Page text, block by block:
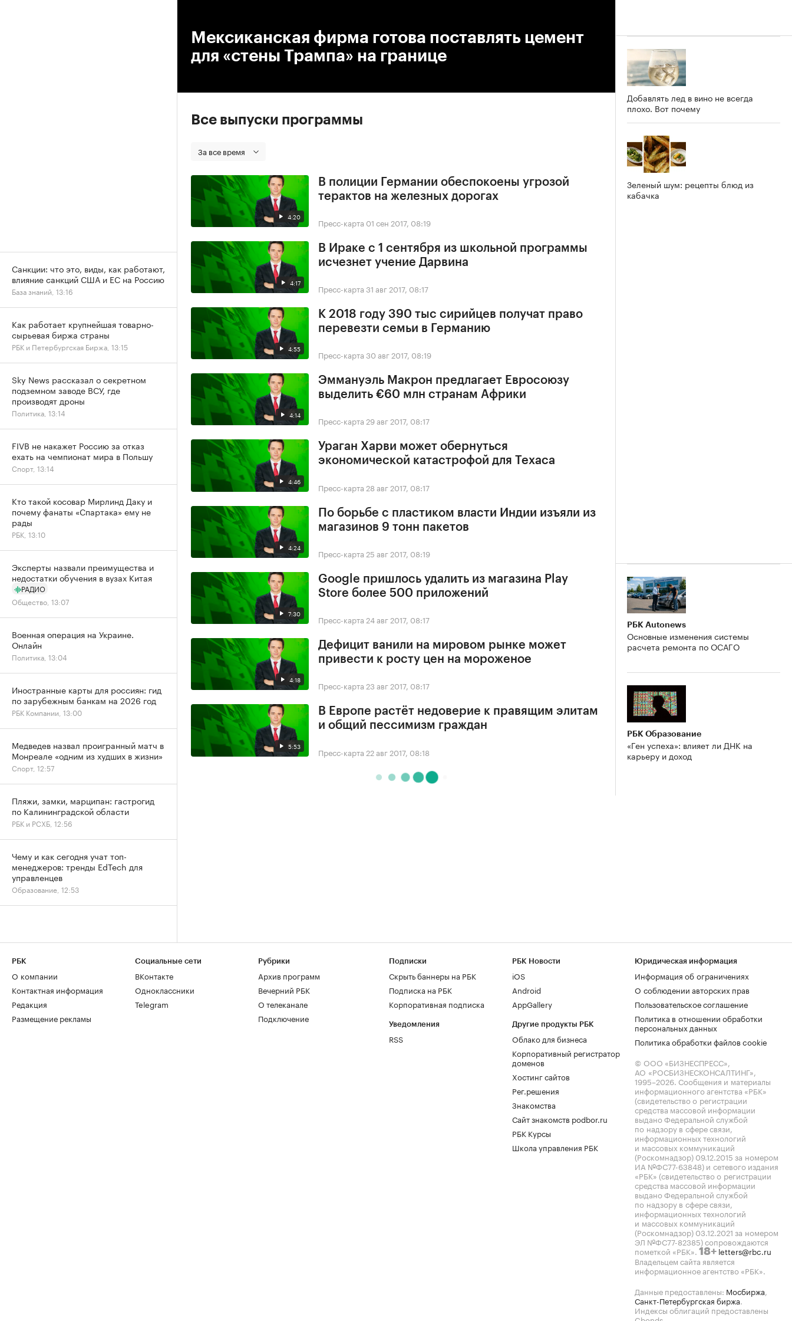
Мексиканская фирма готова поставлять цемент
для «стены Трампа» на границе
Все выпуски программы
За все время
4:20
В полиции Германии обеспокоены угрозой
терактов на железных дорогах
Пресс-карта 01 сен 2017, 08:19
4:17
В Ираке с 1 сентября из школьной программы
исчезнет учение Дарвина
Пресс-карта 31 авг 2017, 08:17
4:55
К 2018 году 390 тыс сирийцев получат право
перевезти семьи в Германию
Пресс-карта 30 авг 2017, 08:19
4:14
Эммануэль Макрон предлагает Евросоюзу
выделить €60 млн странам Африки
Пресс-карта 29 авг 2017, 08:17
4:46
Ураган Харви может обернуться
экономической катастрофой для Техаса
Пресс-карта 28 авг 2017, 08:17
4:24
По борьбе с пластиком власти Индии изъяли из
магазинов 9 тонн пакетов
Пресс-карта 25 авг 2017, 08:19
7:30
Google пришлось удалить из магазина Play
Store более 500 приложений
Пресс-карта 24 авг 2017, 08:17
4:18
Дефицит ванили на мировом рынке может
привести к росту цен на мороженое
Пресс-карта 23 авг 2017, 08:17
5:53
В Европе растёт недоверие к правящим элитам
и общий пессимизм граждан
Пресс-карта 22 авг 2017, 08:18
Добавлять лед в вино не всегда
плохо. Вот почему
Зеленый шум: рецепты блюд из
кабачка
РБК Autonews
Основные изменения системы
расчета ремонта по ОСАГО
РБК Образование
«Ген успеха»: влияет ли ДНК на
карьеру и доход
Санкции: что это, виды, как работают,
влияние санкций США и ЕС на Россию
База знаний, 13:16
Как работает крупнейшая товарно-
сырьевая биржа страны
РБК и Петербургская Биржа, 13:15
Sky News рассказал о секретном
подземном заводе ВСУ, где
производят дроны
Политика, 13:14
FIVB не накажет Россию за отказ
ехать на чемпионат мира в Польшу
Спорт, 13:14
Кто такой косовар Мирлинд Даку и
почему фанаты «Спартака» ему не
рады
РБК, 13:10
Эксперты назвали преимущества и
недостатки обучения в вузах Китая
РАДИО
Общество, 13:07
Военная операция на Украине.
Онлайн
Политика, 13:04
Иностранные карты для россиян: гид
по зарубежным банкам на 2026 год
РБК Компании, 13:00
Медведев назвал проигранный матч в
Монреале «одним из худших в жизни»
Спорт, 12:57
Пляжи, замки, марципан: гастрогид
по Калининградской области
РБК и РСХБ, 12:56
Чему и как сегодня учат топ-
менеджеров: тренды EdTech для
управленцев
Образование, 12:53
РБК
О компании
Контактная информация
Редакция
Размещение рекламы
Социальные сети
ВКонтакте
Одноклассники
Telegram
Рубрики
Архив программ
Вечерний РБК
О телеканале
Подключение
Подписки
Скрыть баннеры на РБК
Подписка на РБК
Корпоративная подписка
Уведомления
RSS
РБК Новости
iOS
Android
AppGallery
Другие продукты РБК
Облако для бизнеса
Корпоративный регистратор
доменов
Хостинг сайтов
Рег.решения
Знакомства
Сайт знакомств podbor.ru
РБК Курсы
Школа управления РБК
Юридическая информация
Информация об ограничениях
О соблюдении авторских прав
Пользовательское соглашение
Политика в отношении обработки
персональных данных
Политика обработки файлов cookie
© ООО «БИЗНЕСПРЕСС»,
АО «РОСБИЗНЕСКОНСАЛТИНГ»,
1995–2026. Сообщения и материалы
информационного агентства «РБК»
(свидетельство о регистрации
средства массовой информации
выдано Федеральной службой
по надзору в сфере связи,
информационных технологий
и массовых коммуникаций
(Роскомнадзор) 09.12.2015 за номером
ИА №ФС77-63848) и сетевого издания
«РБК» (свидетельство о регистрации
средства массовой информации
выдано Федеральной службой
по надзору в сфере связи,
информационных технологий
и массовых коммуникаций
(Роскомнадзор) 03.12.2021 за номером
ЭЛ №ФС77-82385) сопровождаются
пометкой «РБК». 18+ letters@rbc.ru
Владельцем сайта является
информационное агентство «РБК».
Данные предоставлены: Мосбиржа,
Санкт-Петербургская биржа.
Индексы облигаций предоставлены